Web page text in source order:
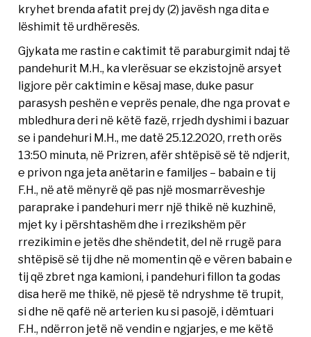
kryhet brenda afatit prej dy (2) javësh nga dita e
lëshimit të urdhëresës.
Gjykata me rastin e caktimit të paraburgimit ndaj të
pandehurit M.H., ka vlerësuar se ekzistojnë arsyet
ligjore për caktimin e kësaj mase, duke pasur
parasysh peshën e veprës penale, dhe nga provat e
mbledhura deri në këtë fazë, rrjedh dyshimi i bazuar
se i pandehuri M.H., me datë 25.12.2020, rreth orës
13:50 minuta, në Prizren, afër shtëpisë së të ndjerit,
e privon nga jeta anëtarin e familjes – babain e tij
F.H., në atë mënyrë që pas një mosmarrëveshje
paraprake i pandehuri merr një thikë në kuzhinë,
mjet ky i përshtashëm dhe i rrezikshëm për
rrezikimin e jetës dhe shëndetit, del në rrugë para
shtëpisë së tij dhe në momentin që e vëren babain e
tij që zbret nga kamioni, i pandehuri fillon ta godas
disa herë me thikë, në pjesë të ndryshme të trupit,
si dhe në qafë në arterien ku si pasojë, i dëmtuari
F.H., ndërron jetë në vendin e ngjarjes, e me këtë